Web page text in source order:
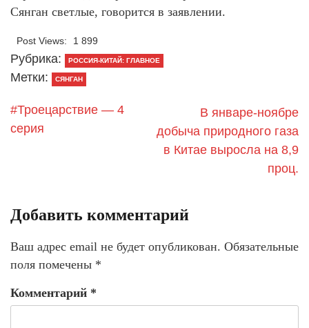
Сянган светлые, говорится в заявлении.
Post Views: 1 899
Рубрика: РОССИЯ-КИТАЙ: ГЛАВНОЕ
Метки: СЯНГАН
#Троецарствие — 4
серия
В январе-ноябре
добыча природного газа
в Китае выросла на 8,9
проц.
Добавить комментарий
Ваш адрес email не будет опубликован. Обязательные
поля помечены *
Комментарий *